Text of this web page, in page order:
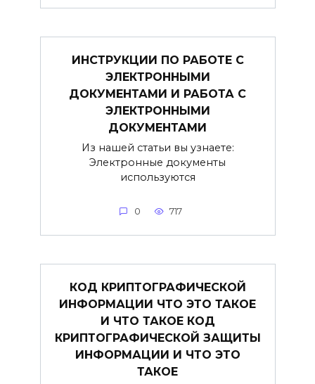
ИНСТРУКЦИИ ПО РАБОТЕ С
ЭЛЕКТРОННЫМИ
ДОКУМЕНТАМИ И РАБОТА С
ЭЛЕКТРОННЫМИ
ДОКУМЕНТАМИ
Из нашей статьи вы узнаете:
Электронные документы
используются
0 717
КОД КРИПТОГРАФИЧЕСКОЙ
ИНФОРМАЦИИ ЧТО ЭТО ТАКОЕ
И ЧТО ТАКОЕ КОД
КРИПТОГРАФИЧЕСКОЙ ЗАЩИТЫ
ИНФОРМАЦИИ И ЧТО ЭТО
ТАКОЕ